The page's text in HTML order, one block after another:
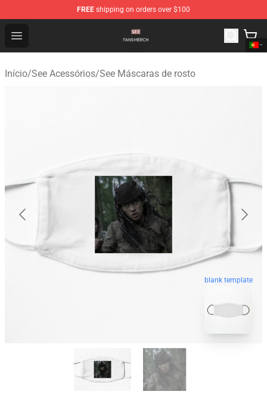
FREE shipping on orders over $100
Open menu
See Shop - Official See Merchandise Store
Início/See Acessórios/See Máscaras de rosto
blank template